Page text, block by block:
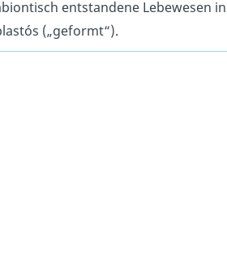
entstandene Lebewesen
(„geformt“).